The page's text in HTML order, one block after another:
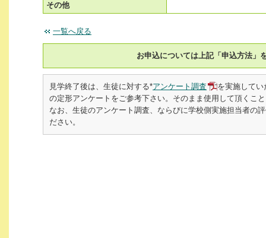
その他
一覧へ戻る
お申込については上記「申込方法」
見学終了後は、生徒に対する*アンケート調査
を実施して
の定形アンケートをご参考下さい。そのまま使用して頂くこ
なお、生徒のアンケート調査、ならびに学校側実施担当者の
ださい。